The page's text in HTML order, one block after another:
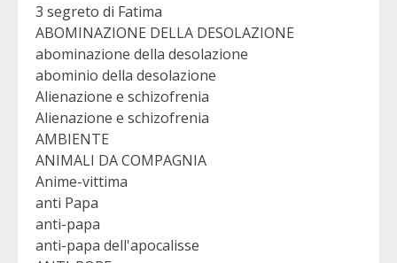
3 segreto di Fatima
ABOMINAZIONE DELLA DESOLAZIONE
abominazione della desolazione
abominio della desolazione
Alienazione e schizofrenia
Alienazione e schizofrenia
AMBIENTE
ANIMALI DA COMPAGNIA
Anime-vittima
anti Papa
anti-papa
anti-papa dell'apocalisse